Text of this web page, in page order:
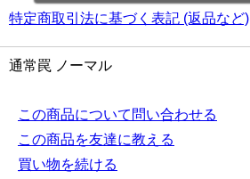
特定商取引法に基づく表記 (返品など)
通常罠 ノーマル
この商品について問い合わせる
この商品を友達に教える
買い物を続ける